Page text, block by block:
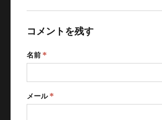
コメントを残す
名前 *
メール*